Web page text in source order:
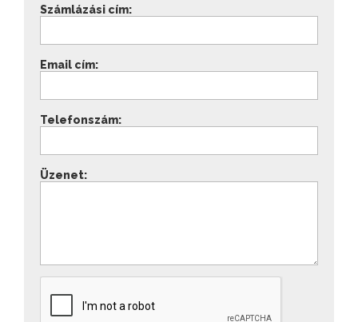
Számlázási cím:
Email cím:
Telefonszám:
Üzenet: